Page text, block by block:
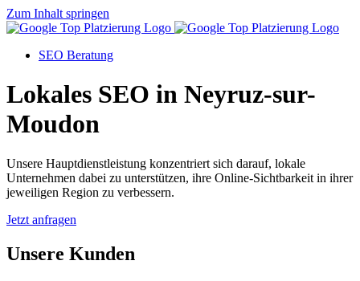
Zum Inhalt springen
SEO Beratung
Lokales SEO in Neyruz-sur-
Moudon
Unsere Hauptdienstleistung konzentriert sich darauf, lokale
Unternehmen dabei zu unterstützen, ihre Online-Sichtbarkeit in ihrer
jeweiligen Region zu verbessern.
Jetzt anfragen
Unsere Kunden